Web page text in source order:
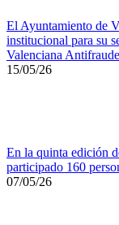
El Ayuntamiento de
institucional para su
Valenciana Antifraude
15/05/26
En la quinta edición
participado 160
07/05/26